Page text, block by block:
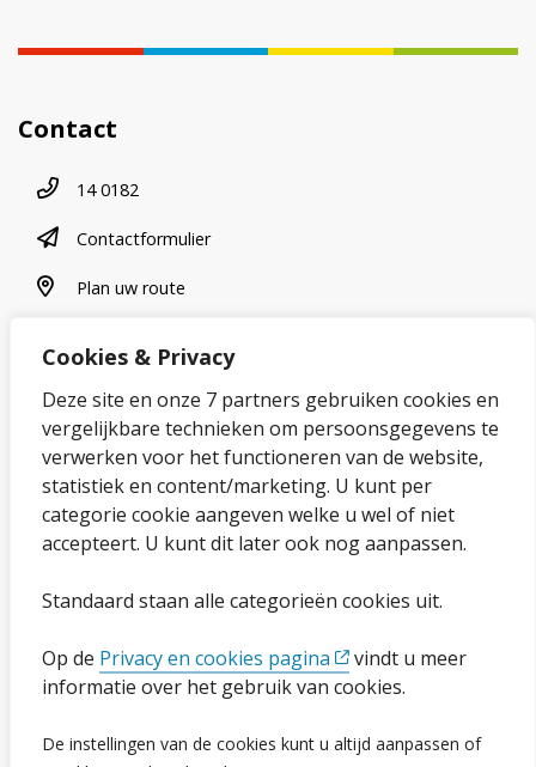
Cookies & Privacy
Deze site en onze 7 partners gebruiken cookies en
vergelijkbare technieken om persoonsgegevens te
verwerken voor het functioneren van de website,
statistiek en content/marketing. U kunt per
categorie cookie aangeven welke u wel of niet
accepteert. U kunt dit later ook nog aanpassen.
Standaard staan alle categorieën cookies uit.
Op de Privacy en cookies pagina
vindt u meer
informatie over het gebruik van cookies.
De instellingen van de cookies kunt u altijd aanpassen of
Contact
Telefoonnummer
14 0182
contactformulier
Contactformulier
plan uw route
Plan uw route
Over onze website
Sitemap
Privacybeleid en cookies
Cookies wijzigen
Ga naar de pagina